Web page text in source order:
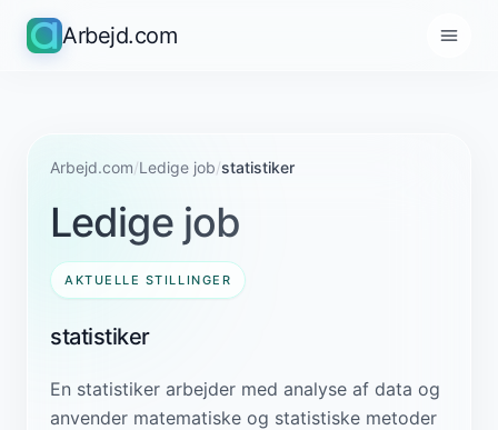
Arbejd.com
Arbejd.com/Ledige job/statistiker
Ledige job
AKTUELLE STILLINGER
statistiker
En statistiker arbejder med analyse af data og
anvender matematiske og statistiske metoder